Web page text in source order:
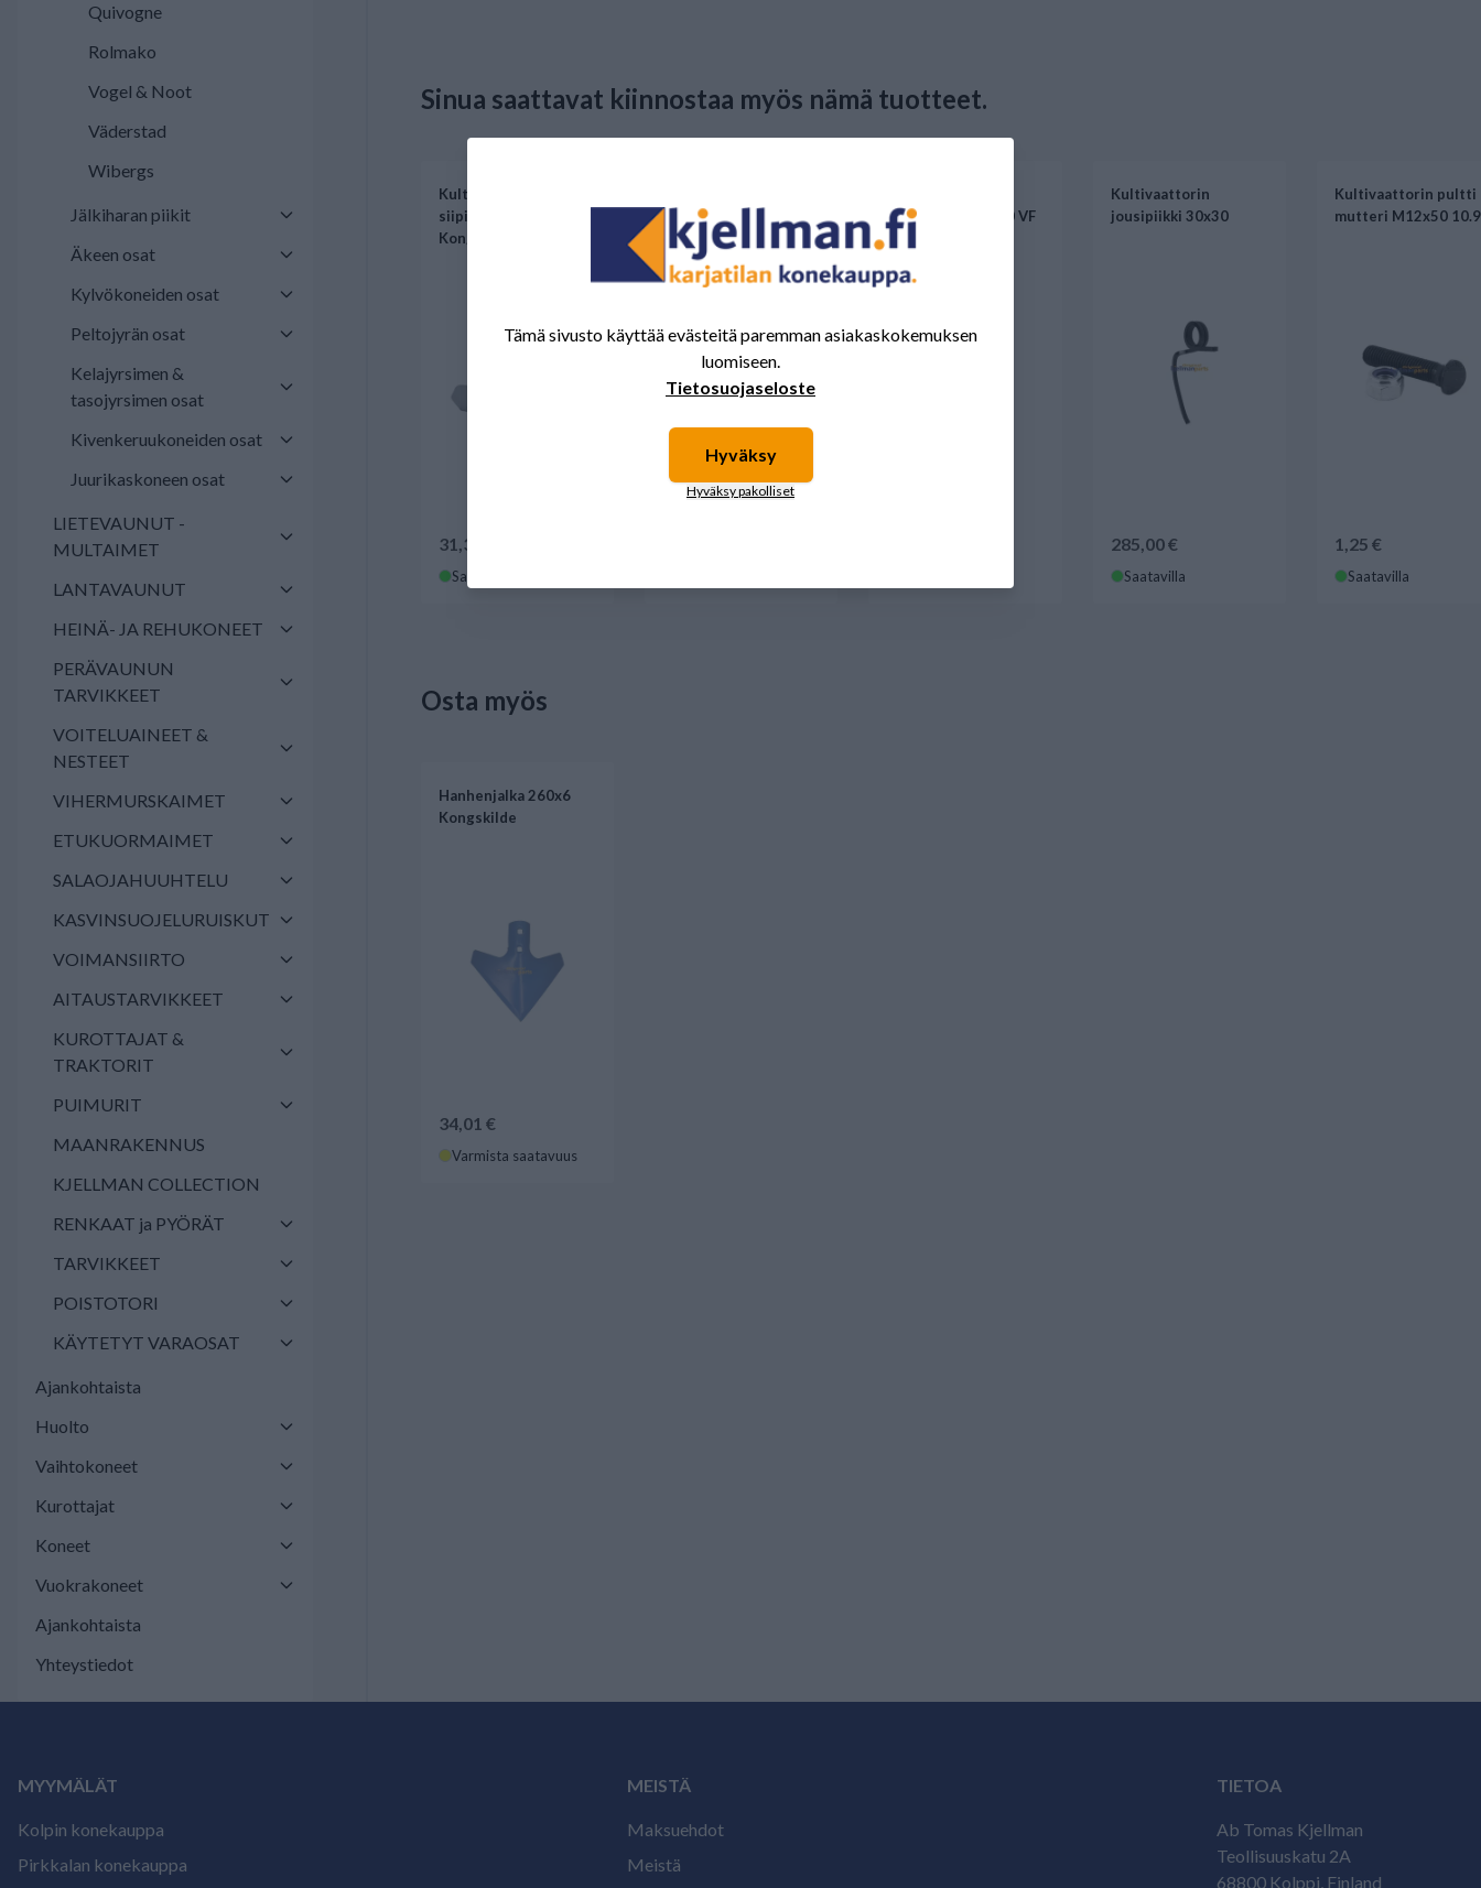
Quivogne
Rolmako
Vogel & Noot
Väderstad
Wibergs
Jälkiharan piikit
Äkeen osat
Kylvökoneiden osat
Peltojyrän osat
Kelajyrsimen &
tasojyrsimen osat
Kivenkeruukoneiden osat
Juurikaskoneen osat
LIETEVAUNUT -
MULTAIMET
LANTAVAUNUT
HEINÄ- JA REHUKONEET
PERÄVAUNUN
TARVIKKEET
VOITELUAINEET &
NESTEET
VIHERMURSKAIMET
ETUKUORMAIMET
SALAOJAHUUHTELU
KASVINSUOJELURUISKUT
VOIMANSIIRTO
AITAUSTARVIKKEET
KUROTTAJAT &
TRAKTORIT
PUIMURIT
MAANRAKENNUS
KJELLMAN COLLECTION
RENKAAT ja PYÖRÄT
TARVIKKEET
POISTOTORI
KÄYTETYT VARAOSAT
Ajankohtaista
Huolto
Vaihtokoneet
Kurottajat
Koneet
Vuokrakoneet
Ajankohtaista
Yhteystiedot
Sinua saattavat kiinnostaa myös nämä tuotteet.
Kultivaattorin
siipiterä 285
Kongskilde, Potila
31,30 €
Saatavilla
mutteri M12x48 8.8
Jousipiikki 150x10 VF
Kultivaattorin
jousipiikki 30x30
285,00 €
Saatavilla
Kultivaattorin pultti
mutteri M12x50 10.9
1,25 €
Saatavilla
Osta myös
Hanhenjalka 260x6
Kongskilde
34,01 €
Varmista saatavuus
MYYMÄLÄT
Kolpin konekauppa
Pirkkalan konekauppa
MEISTÄ
Maksuehdot
Meistä
TIETOA
Ab Tomas Kjellman
Teollisuuskatu 2A
68800 Kolppi, Finland
Tämä sivusto käyttää evästeitä paremman asiakaskokemuksen
luomiseen.
Tietosuojaseloste
Hyväksy
Hyväksy pakolliset